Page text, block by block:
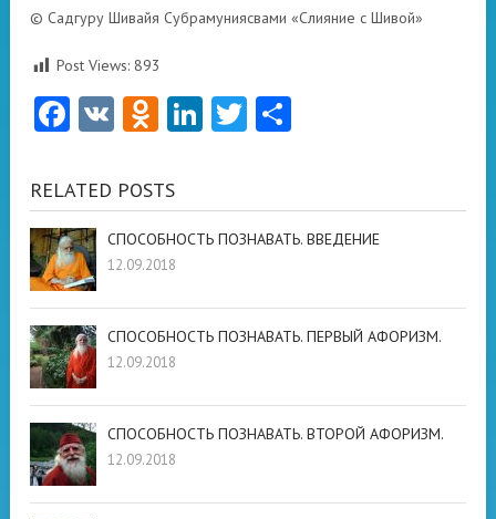
© Садгуру Шивайя Субрамуниясвами «Слияние с Шивой»
Post Views: 893
Facebook
VK Odnoklassniki
LinkedIn
Twitter
RELATED POSTS
СПОСОБНОСТЬ ПОЗНАВАТЬ. ВВЕДЕНИЕ
12.09.2018
СПОСОБНОСТЬ ПОЗНАВАТЬ. ПЕРВЫЙ АФОРИЗМ.
12.09.2018
СПОСОБНОСТЬ ПОЗНАВАТЬ. ВТОРОЙ АФОРИЗМ.
12.09.2018